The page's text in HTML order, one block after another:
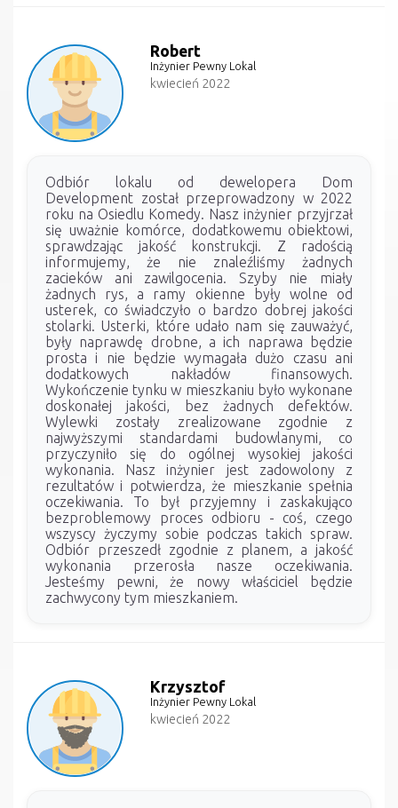
Robert
Inżynier Pewny Lokal
kwiecień 2022
Odbiór lokalu od dewelopera Dom
Development został przeprowadzony w 2022
roku na Osiedlu Komedy. Nasz inżynier przyjrzał
się uważnie komórce, dodatkowemu obiektowi,
sprawdzając jakość konstrukcji. Z radością
informujemy, że nie znaleźliśmy żadnych
zacieków ani zawilgocenia. Szyby nie miały
żadnych rys, a ramy okienne były wolne od
usterek, co świadczyło o bardzo dobrej jakości
stolarki. Usterki, które udało nam się zauważyć,
były naprawdę drobne, a ich naprawa będzie
prosta i nie będzie wymagała dużo czasu ani
dodatkowych nakładów finansowych.
Wykończenie tynku w mieszkaniu było wykonane
doskonałej jakości, bez żadnych defektów.
Wylewki zostały zrealizowane zgodnie z
najwyższymi standardami budowlanymi, co
przyczyniło się do ogólnej wysokiej jakości
wykonania. Nasz inżynier jest zadowolony z
rezultatów i potwierdza, że mieszkanie spełnia
oczekiwania. To był przyjemny i zaskakująco
bezproblemowy proces odbioru - coś, czego
wszyscy życzymy sobie podczas takich spraw.
Odbiór przeszedł zgodnie z planem, a jakość
wykonania przerosła nasze oczekiwania.
Jesteśmy pewni, że nowy właściciel będzie
zachwycony tym mieszkaniem.
Krzysztof
Inżynier Pewny Lokal
kwiecień 2022